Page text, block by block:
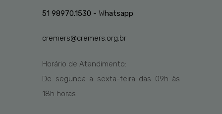
51 98970.1530 - Whatsapp
cremers@cremers.org.br
Horário de Atendimento:
De segunda a sexta-feira das 09h às
18h horas